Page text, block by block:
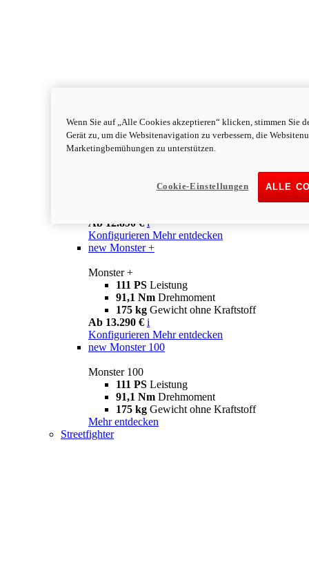
Monster
newMonster
Leistung
Ab 12.890 € i
Konfigurieren Mehr entdecken
new Monster +
Monster +
111 PS Leistung
91,1 Nm Drehmoment
175 kg Gewicht ohne Kraftstoff
Ab 13.290 € i
Konfigurieren Mehr entdecken
new Monster 100
Monster 100
111 PS Leistung
91,1 Nm Drehmoment
175 kg Gewicht ohne Kraftstoff
Mehr entdecken
Streetfighter
Wenn Sie auf „Alle Cookies akzeptieren“ klicken, stimmen Sie
Gerät zu, um die Websitenavigation zu verbessern, die
Marketingbemühungen zu unterstützen.
ALLE
Cookie-Einstellungen